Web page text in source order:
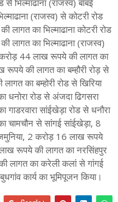
(राजस्व) से कोटरी रोड
का भिल्माढाना कोटरी रोड
लागत का भिल्माढाना (राजस्व)
करोड़ 44 लाख रूपये की लागत का
रूपये की लागत का बम्हौरी रोड़ से
का बम्होरी रोड से खिरिया
रोड से अंजदा ढिगसरा
सांईखेड़ा रोड से धनौरा
चामचौन से सांगई सांईखेड़ा, 8
2 करोड़ 16 लाख रूपये
रूपये की लागत का नरसिंहपुर
लागत का करेली कलां से गांगई
कार्य का भूमिपूजन किया।